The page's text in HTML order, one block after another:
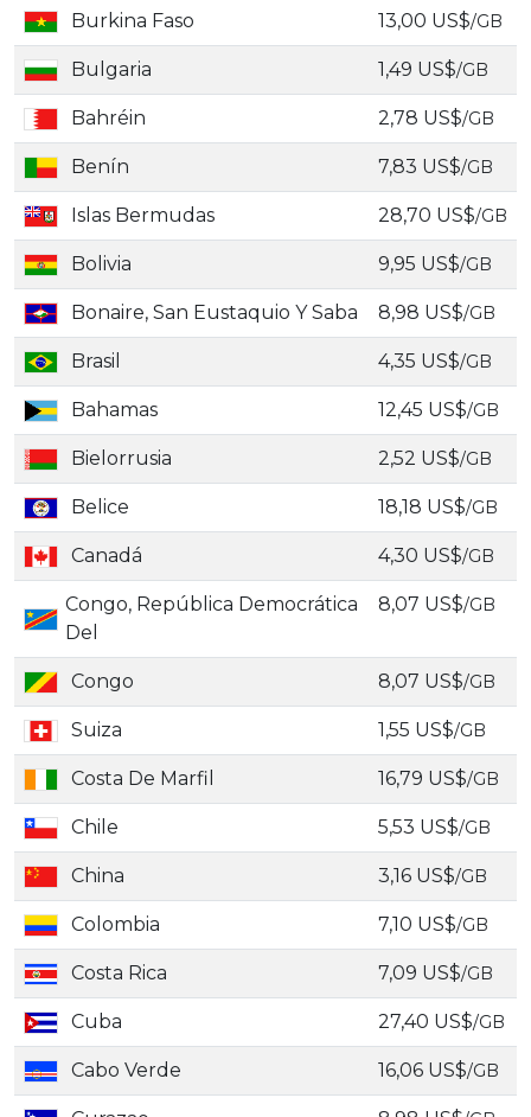
Burkina Faso 13,00 US$/GB
Bulgaria 1,49 US$/GB
Bahréin 2,78 US$/GB
Benín 7,83 US$/GB
Islas Bermudas 28,70 US$/GB
Bolivia 9,95 US$/GB
Bonaire, San Eustaquio Y Saba 8,98 US$/GB
Brasil 4,35 US$/GB
Bahamas 12,45 US$/GB
Bielorrusia 2,52 US$/GB
Belice 18,18 US$/GB
Canadá 4,30 US$/GB
Congo, República Democrática
Del
8,07 US$/GB
Congo 8,07 US$/GB
Suiza 1,55 US$/GB
Costa De Marfil 16,79 US$/GB
Chile 5,53 US$/GB
China 3,16 US$/GB
Colombia 7,10 US$/GB
Costa Rica 7,09 US$/GB
Cuba 27,40 US$/GB
Cabo Verde 16,06 US$/GB